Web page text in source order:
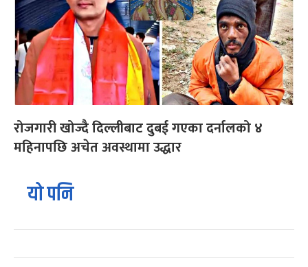
रोजगारी खोज्दै दिल्लीबाट दुबई गएका दर्नालको ४
महिनापछि अचेत अवस्थामा उद्धार
यो पनि